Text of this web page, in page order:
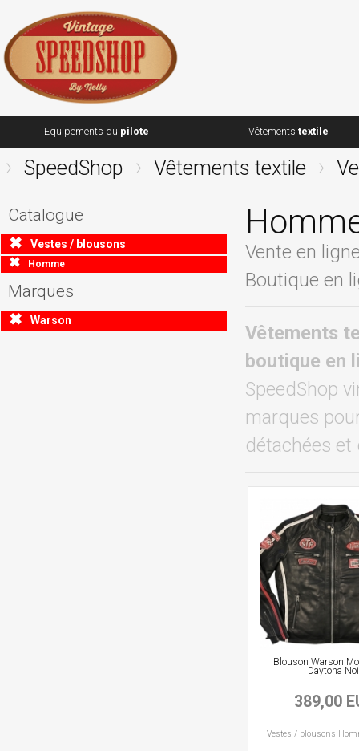
Equipements du pilote Vêtements textile
SpeedShop Vêtements textile
Catalogue
Vestes / blousons
Homme
Marques
Warson
Vente en
Boutique en
Vêtements
boutique en
SpeedShop
marques
détachées et
Blouson Warson
Daytona
389,00
Vestes / blousons